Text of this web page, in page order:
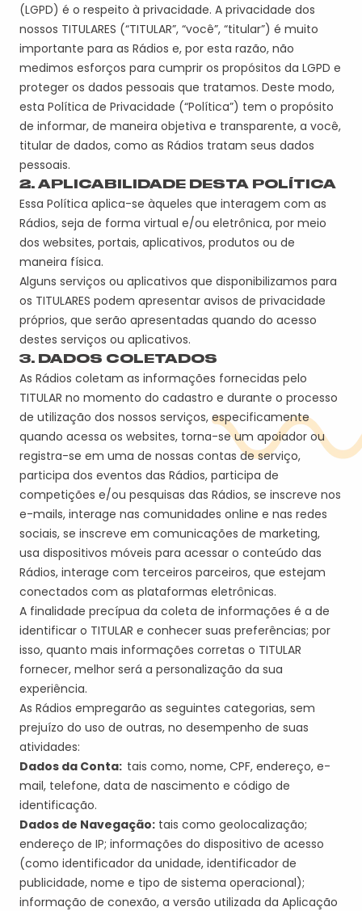
(LGPD) é o respeito à privacidade. A privacidade dos
nossos TITULARES (“TITULAR”, “você”, “titular”) é muito
importante para as Rádios e, por esta razão, não
medimos esforços para cumprir os propósitos da LGPD e
proteger os dados pessoais que tratamos. Deste modo,
esta Política de Privacidade (“Política”) tem o propósito
de informar, de maneira objetiva e transparente, a você,
titular de dados, como as Rádios tratam seus dados
pessoais.
2. APLICABILIDADE DESTA POLÍTICA
Essa Política aplica-se àqueles que interagem com as
Rádios, seja de forma virtual e/ou eletrônica, por meio
dos websites, portais, aplicativos, produtos ou de
maneira física.
Alguns serviços ou aplicativos que disponibilizamos para
os TITULARES podem apresentar avisos de privacidade
próprios, que serão apresentadas quando do acesso
destes serviços ou aplicativos.
3. DADOS COLETADOS
As Rádios coletam as informações fornecidas pelo
TITULAR no momento do cadastro e durante o processo
de utilização dos nossos serviços, especificamente
quando acessa os websites, torna-se um apoiador ou
registra-se em uma de nossas contas de serviço,
participa dos eventos das Rádios, participa de
competições e/ou pesquisas das Rádios, se inscreve nos
e-mails, interage nas comunidades online e nas redes
sociais, se inscreve em comunicações de marketing,
usa dispositivos móveis para acessar o conteúdo das
Rádios, interage com terceiros parceiros, que estejam
conectados com as plataformas eletrônicas.
A finalidade precípua da coleta de informações é a de
identificar o TITULAR e conhecer suas preferências; por
isso, quanto mais informações corretas o TITULAR
fornecer, melhor será a personalização da sua
experiência.
As Rádios empregarão as seguintes categorias, sem
prejuízo do uso de outras, no desempenho de suas
atividades:
Dados da Conta: tais como, nome, CPF, endereço, e-
mail, telefone, data de nascimento e código de
identificação.
Dados de Navegação: tais como geolocalização;
endereço de IP; informações do dispositivo de acesso
(como identificador da unidade, identificador de
publicidade, nome e tipo de sistema operacional);
informação de conexão, a versão utilizada da Aplicação